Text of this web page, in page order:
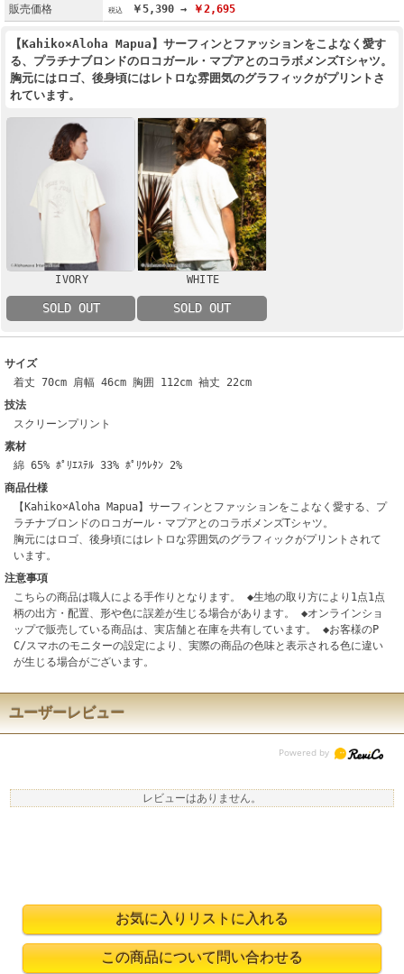
販売価格
￥5,390 → ￥2,695
【Kahiko×Aloha Mapua】サーフィンとファッションをこよなく愛す
る、プラチナブロンドのロコガール・マプアとのコラボメンズTシャツ。
胸元にはロゴ、後身頃にはレトロな雰囲気のグラフィックがプリントさ
れています。
IVORY
SOLD OUT
WHITE
SOLD OUT
サイズ
着丈 70cm 肩幅 46cm 胸囲 112cm 袖丈 22cm
技法
スクリーンプリント
素材
綿 65% ﾎﾟﾘｴｽﾃﾙ 33% ﾎﾟﾘｳﾚﾀﾝ 2%
商品仕様
【Kahiko×Aloha Mapua】サーフィンとファッションをこよなく愛する、プ
ラチナブロンドのロコガール・マプアとのコラボメンズTシャツ。
胸元にはロゴ、後身頃にはレトロな雰囲気のグラフィックがプリントされて
います。
注意事項
こちらの商品は職人による手作りとなります。 ◆生地の取り方により1点1点
柄の出方・配置、形や色に誤差が生じる場合があります。 ◆オンラインショ
ップで販売している商品は、実店舗と在庫を共有しています。 ◆お客様のP
C/スマホのモニターの設定により、実際の商品の色味と表示される色に違い
が生じる場合がございます。
ユーザーレビュー
レビューはありません。